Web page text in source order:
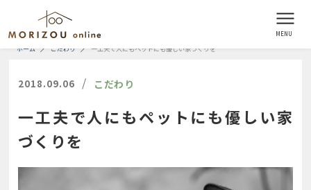
ホーム こだわり 一工夫で人にもペットにも優しい家づくりを
2018.09.06 / こだわり
一工夫で人にもペットにも優しい家
づくりを